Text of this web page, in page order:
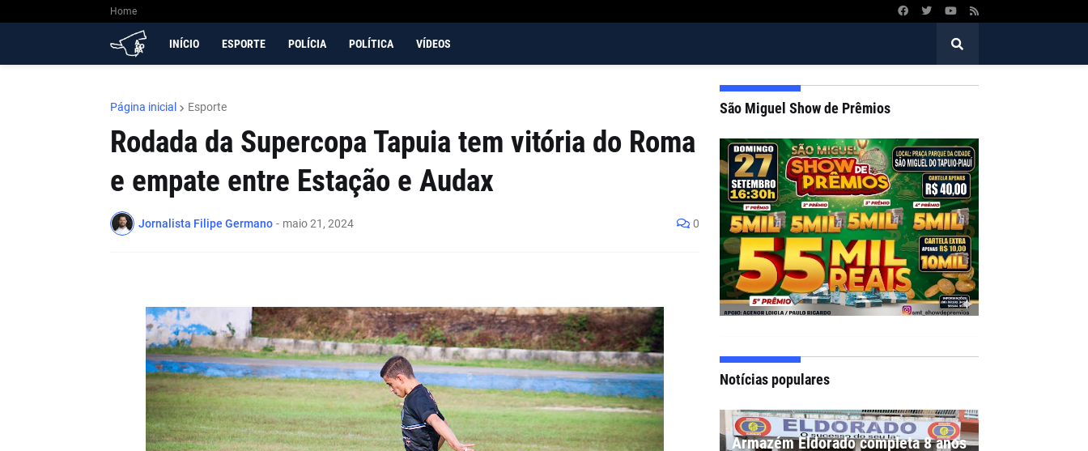
Home
INÍCIO ESPORTE POLÍCIA POLÍTICA VÍDEOS
Página inicial Esporte
Rodada da Supercopa Tapuia tem vitória do Roma
e empate entre Estação e Audax
Jornalista Filipe Germano - maio 21, 2024 0
São Miguel Show de Prêmios
Notícias populares
Armazém Eldorado completa 8 anos